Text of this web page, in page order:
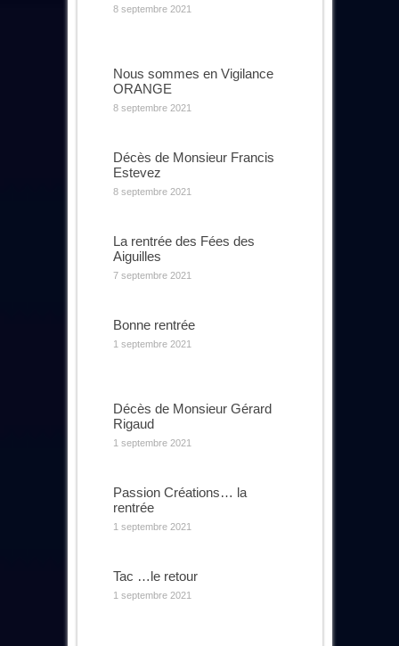
8 septembre 2021
Nous sommes en Vigilance
ORANGE
8 septembre 2021
Décès de Monsieur Francis
Estevez
8 septembre 2021
La rentrée des Fées des
Aiguilles
7 septembre 2021
Bonne rentrée
1 septembre 2021
Décès de Monsieur Gérard
Rigaud
1 septembre 2021
Passion Créations… la
rentrée
1 septembre 2021
Tac …le retour
1 septembre 2021